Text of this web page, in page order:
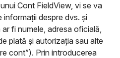
Cont FieldView, vi se va
informații despre dvs. și
fi numele, adresa oficială,
plată și autorizația sau alte
cont”). Prin introducerea